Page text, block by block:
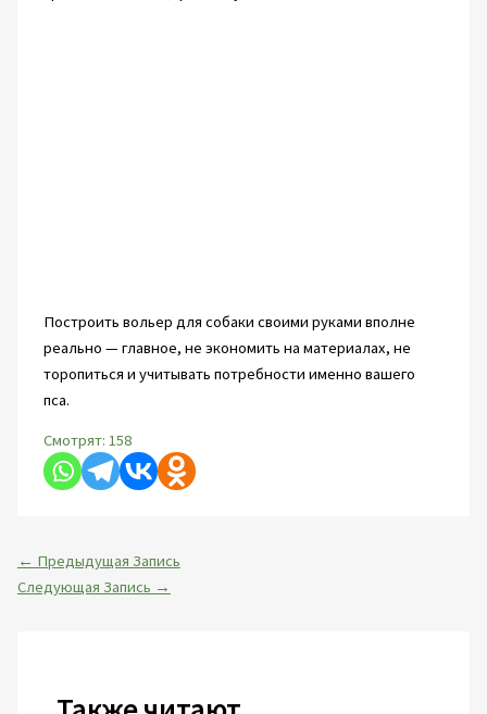
Построить вольер для собаки своими руками вполне
реально — главное, не экономить на материалах, не
торопиться и учитывать потребности именно вашего
пса.
Смотрят: 158
← Предыдущая Запись
Следующая Запись →